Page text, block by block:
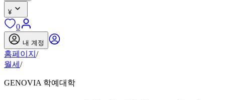
¥
0
내 계정
홈페이지 /
월세 /
GENOVIA 학예대학